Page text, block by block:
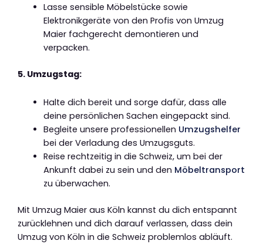
Lasse sensible Möbelstücke sowie
Elektronikgeräte von den Profis von Umzug
Maier fachgerecht demontieren und
verpacken.
5. Umzugstag:
Halte dich bereit und sorge dafür, dass alle
deine persönlichen Sachen eingepackt sind.
Begleite unsere professionellen Umzugshelfer
bei der Verladung des Umzugsguts.
Reise rechtzeitig in die Schweiz, um bei der
Ankunft dabei zu sein und den Möbeltransport
zu überwachen.
Mit Umzug Maier aus Köln kannst du dich entspannt
zurücklehnen und dich darauf verlassen, dass dein
Umzug von Köln in die Schweiz problemlos abläuft.